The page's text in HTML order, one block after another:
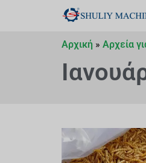
Αρχική » Αρχεία